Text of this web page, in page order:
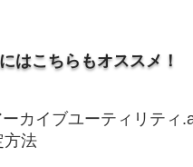
はこちらもオススメ！
カイブユーティリティ
方法